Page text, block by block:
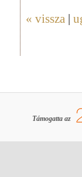
« vissza |
Támogatta az